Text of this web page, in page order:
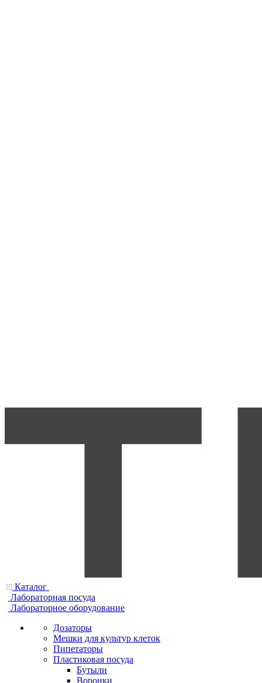
Каталог
Лабораторная посуда
Лабораторное оборудование
Дозаторы
Мешки для культур клеток
Пипетаторы
Пластиковая посуда
Бутыли
Воронки